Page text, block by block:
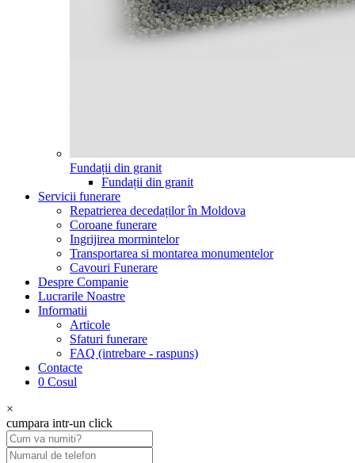
Fundații din granit
Fundații din granit
Servicii funerare
Repatrierea decedaților în Moldova
Coroane funerare
Ingrijirea mormintelor
Transportarea si montarea monumentelor
Cavouri Funerare
Despre Companie
Lucrarile Noastre
Informatii
Articole
Sfaturi funerare
FAQ (intrebare - raspuns)
Contacte
0 Cosul
×
cumpara intr-un click